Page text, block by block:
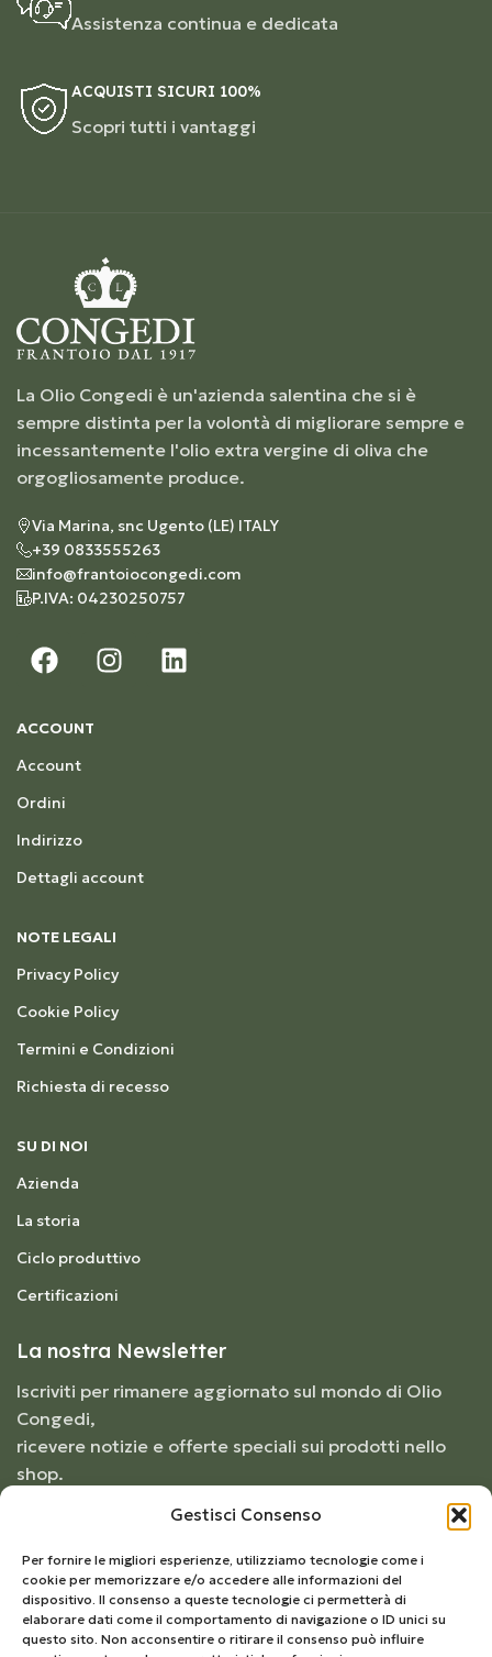
Gestisci Consenso
Per fornire le migliori esperienze, utilizziamo tecnologie come i
cookie per memorizzare e/o accedere alle informazioni del
dispositivo. Il consenso a queste tecnologie ci permetterà di
elaborare dati come il comportamento di navigazione o ID unici su
questo sito. Non acconsentire o ritirare il consenso può influire
Assistenza continua e dedicata
ACQUISTI SICURI 100%
Scopri tutti i vantaggi
La Olio Congedi è un'azienda salentina che si è
sempre distinta per la volontà di migliorare sempre e
incessantemente l'olio extra vergine di oliva che
orgogliosamente produce.
Via Marina, snc Ugento (LE) ITALY
+39 0833555263
info@frantoiocongedi.com
P.IVA: 04230250757
ACCOUNT
Account
Ordini
Indirizzo
Dettagli account
NOTE LEGALI
Privacy Policy
Cookie Policy
Termini e Condizioni
Richiesta di recesso
SU DI NOI
Azienda
La storia
Ciclo produttivo
Certificazioni
La nostra Newsletter
Iscriviti per rimanere aggiornato sul mondo di Olio
Congedi,
ricevere notizie e offerte speciali sui prodotti nello
shop.